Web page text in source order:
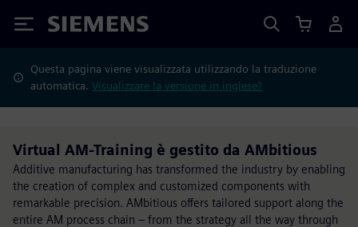
Siemens
Questa pagina viene visualizzata utilizzando la traduzione
automatica.Visualizzare la versione in inglese?
Virtual AM-Training è gestito da AMbitious
Additive manufacturing has transformed the industry by enabling
the creation of complex and customized components with
remarkable precision. AMbitious offers tailored support along the
entire AM process chain – from the strategy all the way through